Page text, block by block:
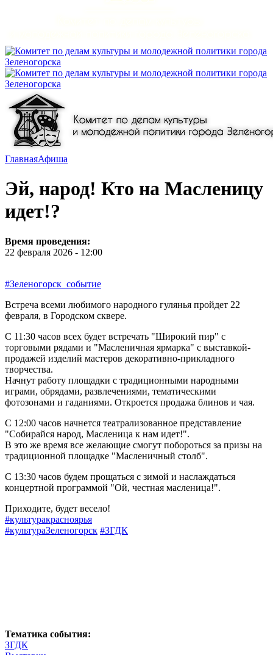
ГлавнаяАфиша
Эй, народ! Кто на Масленицу
идет!?
Время проведения:
22 февраля 2026 - 12:00
#Зеленогорск_событие
Встреча всеми любимого народного гулянья пройдет 22
февраля, в Городском сквере.
С 11:30 часов всех будет встречать "Широкий пир" с
торговыми рядами и "Масленичная ярмарка" с выставкой-
продажей изделий мастеров декоративно-прикладного
творчества.
Начнут работу площадки с традиционными народными
играми, обрядами, развлечениями, тематическими
фотозонами и гаданиями. Откроется продажа блинов и чая.
С 12:00 часов начнется театрализованное представление
"Собирайся народ, Масленица к нам идет!".
В это же время все желающие смогут побороться за призы на
традиционной площадке "Масленичный столб".
С 13:30 часов будем прощаться с зимой и наслаждаться
концертной программой "Ой, честная масленица!".
Приходите, будет весело!
#культуракрасноярья
#культураЗеленогорск #ЗГДК
Тематика события:
ЗГДК